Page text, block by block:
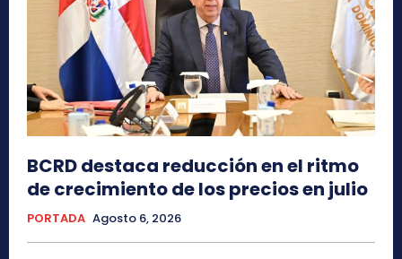
BCRD destaca reducción en el ritmo
de crecimiento de los precios en julio
PORTADA Agosto 6, 2026